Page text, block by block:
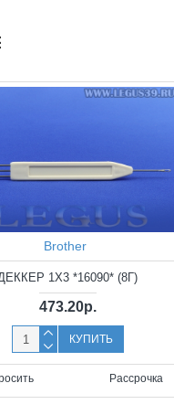
Brother
1X3 *16090* (8Г)
473.20р.
КУПИТЬ
Рассрочка